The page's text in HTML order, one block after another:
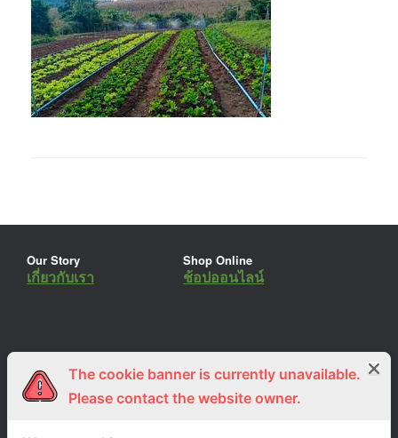
Our Story
เกี่ยวกับเรา
Shop Online
ช้อปออนไลน์
ร่วมงานกับเรา
สมัครงาน
Lemon Farm Cafe
ร้านอาหารอินทรีย์
The cookie banner is currently unavailable.
Please contact the website owner.